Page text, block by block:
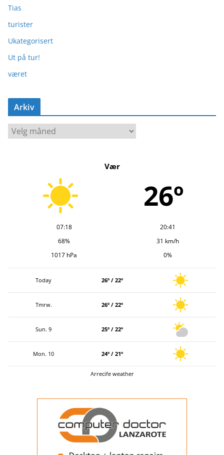
Tias
turister
Ukategorisert
Ut på tur!
været
Arkiv
A
r
Vær
26º
07:18
20:41
68%
31 km/h
1017 hPa
0%
Today 26º / 22º
Tmrw. 26º / 22º
Sun. 9 25º / 22º
Mon. 10 24º / 21º
Arrecife weather